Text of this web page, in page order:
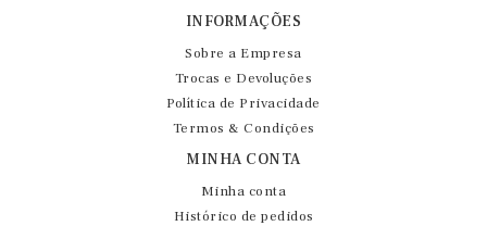
INFORMAÇÕES
Sobre a Empresa
Trocas e Devoluções
Política de Privacidade
Termos & Condições
MINHA CONTA
Minha conta
Histórico de pedidos